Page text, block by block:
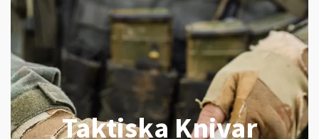
Taktiska Knivar